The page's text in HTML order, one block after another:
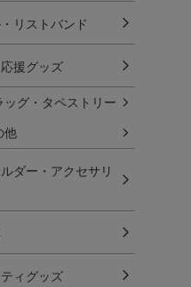
リストバンド
援グッズ
ッグ・タペストリー
他
ダー・アクセサリ
ィグッズ